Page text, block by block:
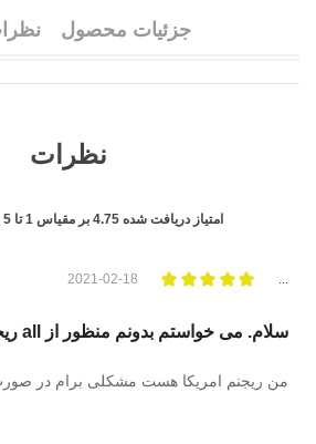
جزئیات محصول
نظرات
امتیاز دریافت شده 4.75 بر مقیاس 1تا 5
...
2021-02-18
سلام. می خواستم بدونم منظور از all ریجن و ریجن2 چیه؟
من ریجنم امریکا هست مشکلی برام در